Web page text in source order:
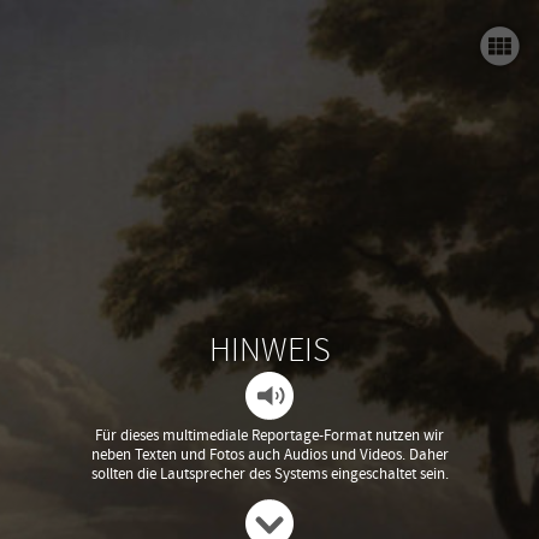
HINWEIS
Für dieses multimediale Reportage-Format nutzen wir
neben Texten und Fotos auch Audios und Videos. Daher
sollten die Lautsprecher des Systems eingeschaltet sein.
Italiensehnsucht
Friedrich in Rom
Die letzten Jahre
Schloss Friedenstein Gotha - Impressum
Caffè Greco